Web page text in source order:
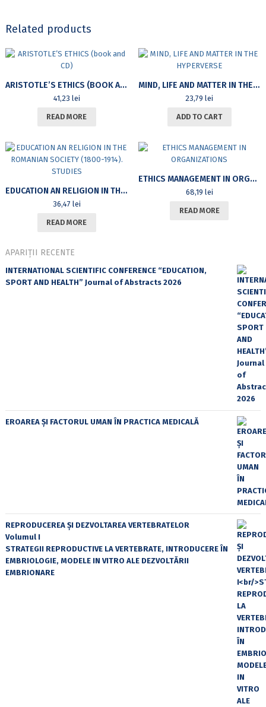
Related products
ARISTOTLE’S ETHICS (BOOK AND CD)
41,23 lei
READ MORE
MIND, LIFE AND MATTER IN THE HYPERVERSE
23,79lei
ADD TO CART
EDUCATION AN RELIGION IN THE ROMANIAN SOCIETY (1800-1914). STUDIES
36,47 lei
READ MORE
ETHICS MANAGEMENT IN ORGANIZATIONS
68,19 lei
READ MORE
APARIȚII RECENTE
INTERNATIONAL SCIENTIFIC CONFERENCE “EDUCATION,
SPORT AND HEALTH” Journal of Abstracts 2026
EROAREA ȘI FACTORUL UMAN ÎN PRACTICA MEDICALĂ
REPRODUCEREA ȘI DEZVOLTAREA VERTEBRATELOR
Volumul I
STRATEGII REPRODUCTIVE LA VERTEBRATE, INTRODUCERE ÎN
EMBRIOLOGIE, MODELE IN VITRO ALE DEZVOLTĂRII
EMBRIONARE